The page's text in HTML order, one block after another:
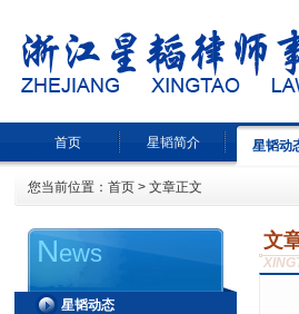
首页 星韬简介 星韬动
您当前位置： 首页 > 文章正文
News
星韬动态
文